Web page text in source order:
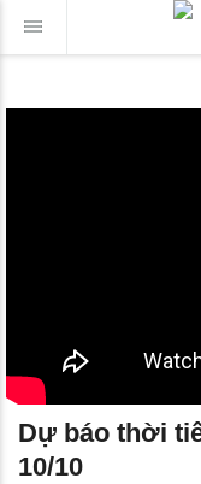
Dự báo thời
10/10